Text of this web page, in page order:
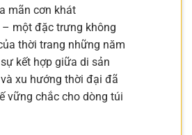
mãn cơn khát
– một đặc trưng không
thời trang những năm
kết hợp giữa di sản
xu hướng thời đại đã
vững chắc cho dòng túi